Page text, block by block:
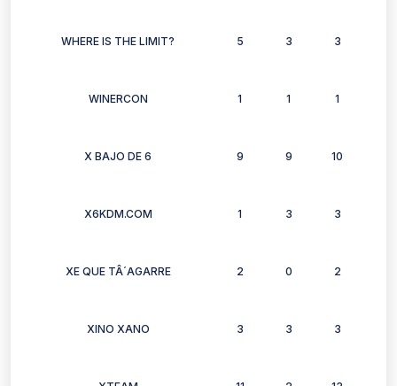
WHERE IS THE LIMIT? 5 3 3
WINERCON 1 1 1
X BAJO DE 6 9 9 10
X6KDM.COM 1 3 3
XE QUE TÂ´AGARRE 2 0 2
XINO XANO 3 3 3